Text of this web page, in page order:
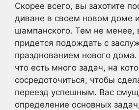
Скорее всего, вы захотите
диване в своем новом доме
шампанского. Тем не менее,
придется подождать с
празднованием нового
что есть много задач, на
сосредоточиться, чтобы
переезд успешным. Вас
определение основных